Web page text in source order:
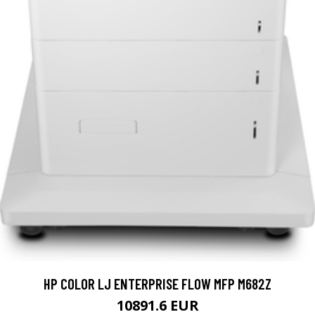
HP COLOR LJ ENTERPRISE FLOW MFP M682Z
10891.6 EUR